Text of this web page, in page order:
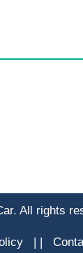
All rights